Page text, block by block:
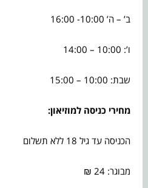
ב’ – ה’ 10:00- 16:00
ו’: 10:00 – 14:00
שבת: 10:00 – 15:00
מחירי כניסה למוזיאון:
הכניסה עד גיל 18 ללא תשלום
מבוגר: 24 ₪